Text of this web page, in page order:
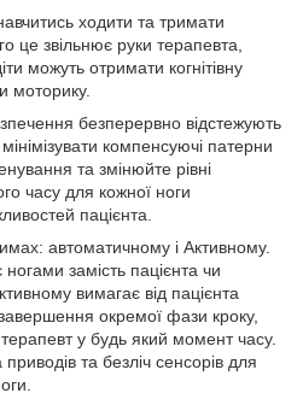
ходити та тримати
це звільнює руки терапевта,
можуть отримати когнітівну
моторику.
безперервно відстежують
компенсуючі патерни
та змінюйте рівні
часу для кожної ноги
пацієнта.
автоматичному і Активному.
замість пацієнта чи
вимагає від пацієнта
окремої фази кроку,
у будь який момент часу.
та безліч сенсорів для